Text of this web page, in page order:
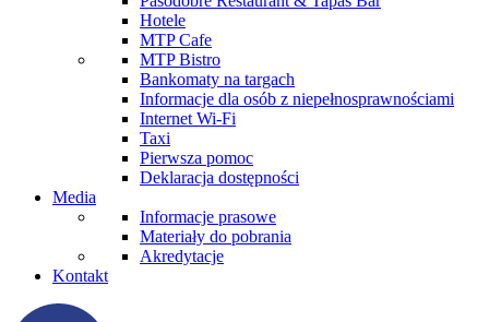
Hotele
MTP Cafe
MTP Bistro
Bankomaty na targach
Informacje dla osób z niepełnosprawnościami
Internet Wi-Fi
Taxi
Pierwsza pomoc
Deklaracja dostępności
Media
Informacje prasowe
Materiały do pobrania
Akredytacje
Kontakt